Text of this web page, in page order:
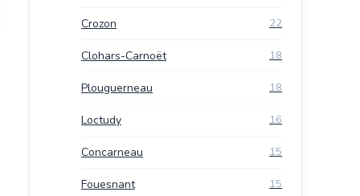
Crozon 22
Clohars-Carnoët 18
Plouguerneau 18
Loctudy 16
Concarneau 15
Fouesnant 15